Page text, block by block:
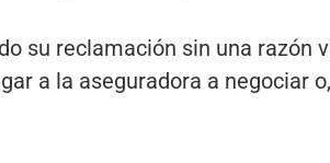
su reclamación sin una
a la aseguradora a negociar